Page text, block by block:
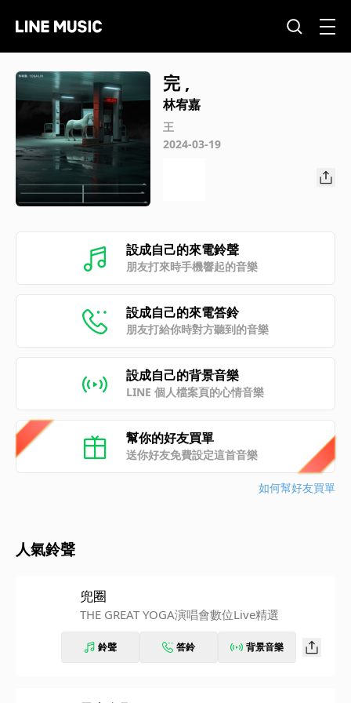
完 ,
林宥嘉
王
2024-03-19
設成自己的來電鈴聲
朋友打來時手機響起的音樂
設成自己的來電答鈴
朋友打給你時對方聽到的音樂
設成自己的背景音樂
LINE 個人檔案頁的心情音樂
幫你的好友買單
送你好友免費設定這首音樂
如何幫好友買單
人氣鈴聲
兜圈
THE GREAT YOGA演唱會數位Live精選
鈴聲 答鈴 背景音樂